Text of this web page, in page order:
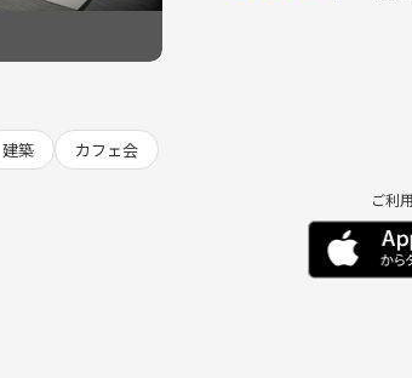
建築 カフェ会
ご利